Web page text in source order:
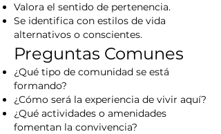
Valora el sentido de pertenencia.
Se identifica con estilos de vida
alternativos o conscientes.
Preguntas Comunes
¿Qué tipo de comunidad se está
formando?
¿Cómo será la experiencia de vivir aquí?
¿Qué actividades o amenidades
fomentan la convivencia?